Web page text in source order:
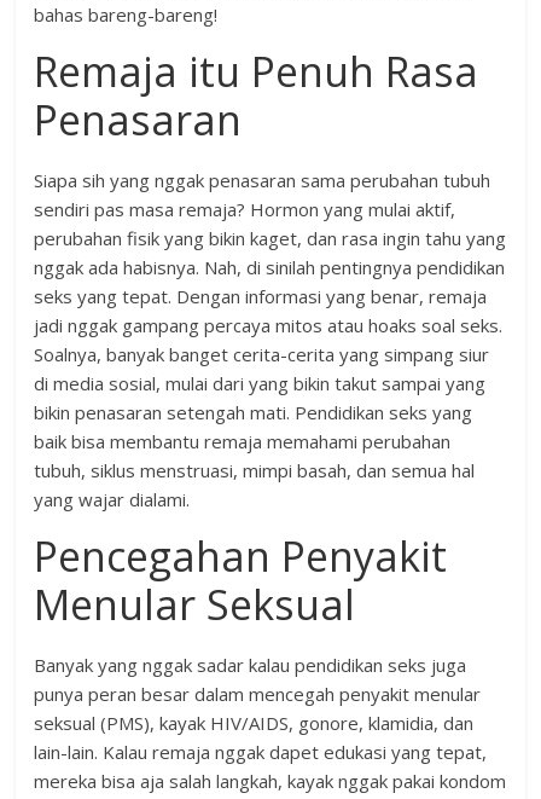
bahas bareng-bareng!
Remaja itu Penuh Rasa
Penasaran
Siapa sih yang nggak penasaran sama perubahan tubuh
sendiri pas masa remaja? Hormon yang mulai aktif,
perubahan fisik yang bikin kaget, dan rasa ingin tahu yang
nggak ada habisnya. Nah, di sinilah pentingnya pendidikan
seks yang tepat. Dengan informasi yang benar, remaja
jadi nggak gampang percaya mitos atau hoaks soal seks.
Soalnya, banyak banget cerita-cerita yang simpang siur
di media sosial, mulai dari yang bikin takut sampai yang
bikin penasaran setengah mati. Pendidikan seks yang
baik bisa membantu remaja memahami perubahan
tubuh, siklus menstruasi, mimpi basah, dan semua hal
yang wajar dialami.
Pencegahan Penyakit
Menular Seksual
Banyak yang nggak sadar kalau pendidikan seks juga
punya peran besar dalam mencegah penyakit menular
seksual (PMS), kayak HIV/AIDS, gonore, klamidia, dan
lain-lain. Kalau remaja nggak dapet edukasi yang tepat,
mereka bisa aja salah langkah, kayak nggak pakai kondom